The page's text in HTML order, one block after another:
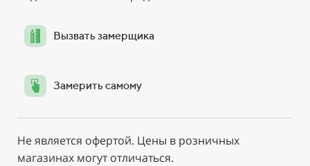
Вызвать замерщика
Замерить самому
Не является офертой. Цены в розничных
магазинах могут отличаться.